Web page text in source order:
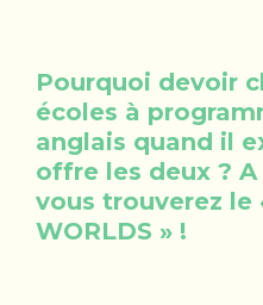
Pourquoi devoir
écoles à
anglais quand il
offre les deux ? A
vous trouverez le
WORLDS » !